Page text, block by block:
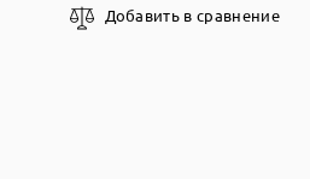
Добавить в сравнение